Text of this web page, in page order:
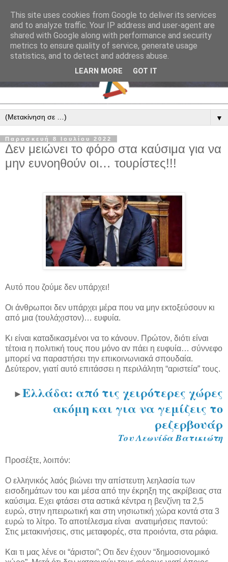
▼
Παρασκευή 8 Ιουλίου 2022
Δεν μειώνει το φόρο στα καύσιμα για να
μην ευνοηθούν οι… τουρίστες!!!
Αυτό που ζούμε δεν υπάρχει!
Οι άνθρωποι δεν υπάρχει μέρα που να μην εκτοξεύσουν κι
από μια (τουλάχιστον)… ευφυία.
Κι είναι καταδικασμένοι να το κάνουν. Πρώτον, διότι είναι
τέτοια η πολιτική τους που μόνο αν πάει η ευφυία… σύννεφο
μπορεί να παραστήσει την επικοινωνιακά σπουδαία.
Δεύτερον, γιατί αυτό επιτάσσει η περιλάλητη “αριστεία” τους.
►Ελλάδα: από τις χειρότερες χώρες
ακόμη και για να γεμίζεις το
ρεζερβουάρ
Του Λεωνίδα Βατικιώτη
Προσέξτε, λοιπόν:
Ο ελληνικός λαός βιώνει την απίστευτη λεηλασία των
εισοδημάτων του και μέσα από την έκρηξη της ακρίβειας στα
καύσιμα. Εχει φτάσει στα αστικά κέντρα η βενζίνη τα 2,5
ευρώ, στην ηπειρωτική και στη νησιωτική χώρα κοντά στα 3
ευρώ το λίτρο. Το αποτέλεσμα είναι ανατιμήσεις παντού:
Στις μετακινήσεις, στις μεταφορές, στα προιόντα, στα ράφια.
Και τι μας λένε οι “άριστοι”; Οτι δεν έχουν “δημοσιονομικό
This site uses cookies from Google to deliver its services
and to analyze traffic. Your IP address and user-agent are
shared with Google along with performance and security
metrics to ensure quality of service, generate usage
statistics, and to detect and address abuse.
LEARN MORE GOT IT